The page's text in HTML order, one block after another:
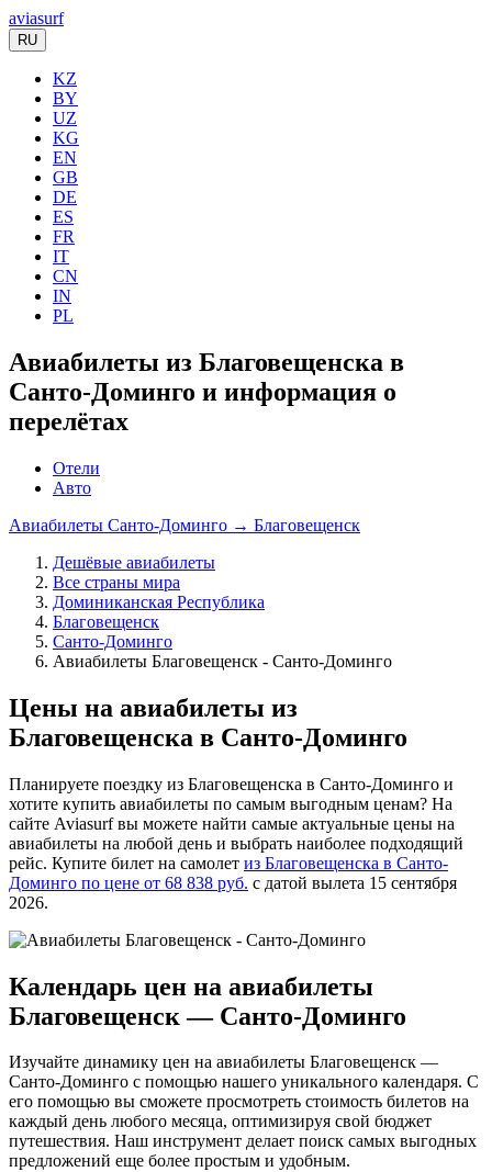
aviasurf
RU
KZ
BY
UZ
KG
EN
GB
DE
ES
FR
IT
CN
IN
PL
Авиабилеты из Благовещенска в
Санто-Доминго и информация о
перелётах
Отели
Авто
Авиабилеты Санто-Доминго → Благовещенск
Дешёвые авиабилеты
Все страны мира
Доминиканская Республика
Благовещенск
Санто-Доминго
Авиабилеты Благовещенск - Санто-Доминго
Цены на авиабилеты из
Благовещенска в Санто-Доминго
Планируете поездку из Благовещенска в Санто-Доминго и
хотите купить авиабилеты по самым выгодным ценам? На
сайте Aviasurf вы можете найти самые актуальные цены на
авиабилеты на любой день и выбрать наиболее подходящий
рейс. Купите билет на самолет из Благовещенска в Санто-
Доминго по цене от 68 838 руб. с датой вылета 15 сентября
2026.
Календарь цен на авиабилеты
Благовещенск — Санто-Доминго
Изучайте динамику цен на авиабилеты Благовещенск —
Санто-Доминго с помощью нашего уникального календаря. С
его помощью вы сможете просмотреть стоимость билетов на
каждый день любого месяца, оптимизируя свой бюджет
путешествия. Наш инструмент делает поиск самых выгодных
предложений еще более простым и удобным.